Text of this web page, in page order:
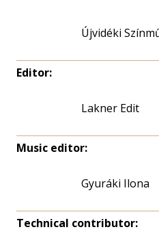
Újvidéki
Editor:
Lakner Edit
Music editor:
Gyuráki Ilona
Technical contributor: